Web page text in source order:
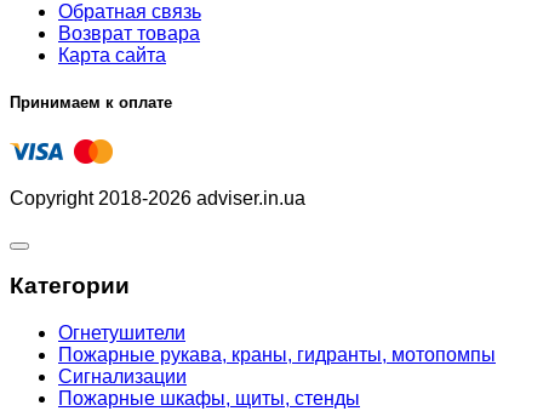
Обратная связь
Возврат товара
Карта сайта
Принимаем к оплате
Copyright 2018-2026 adviser.in.ua
Категории
Огнетушители
Пожарные рукава, краны, гидранты, мотопомпы
Сигнализации
Пожарные шкафы, щиты, стенды